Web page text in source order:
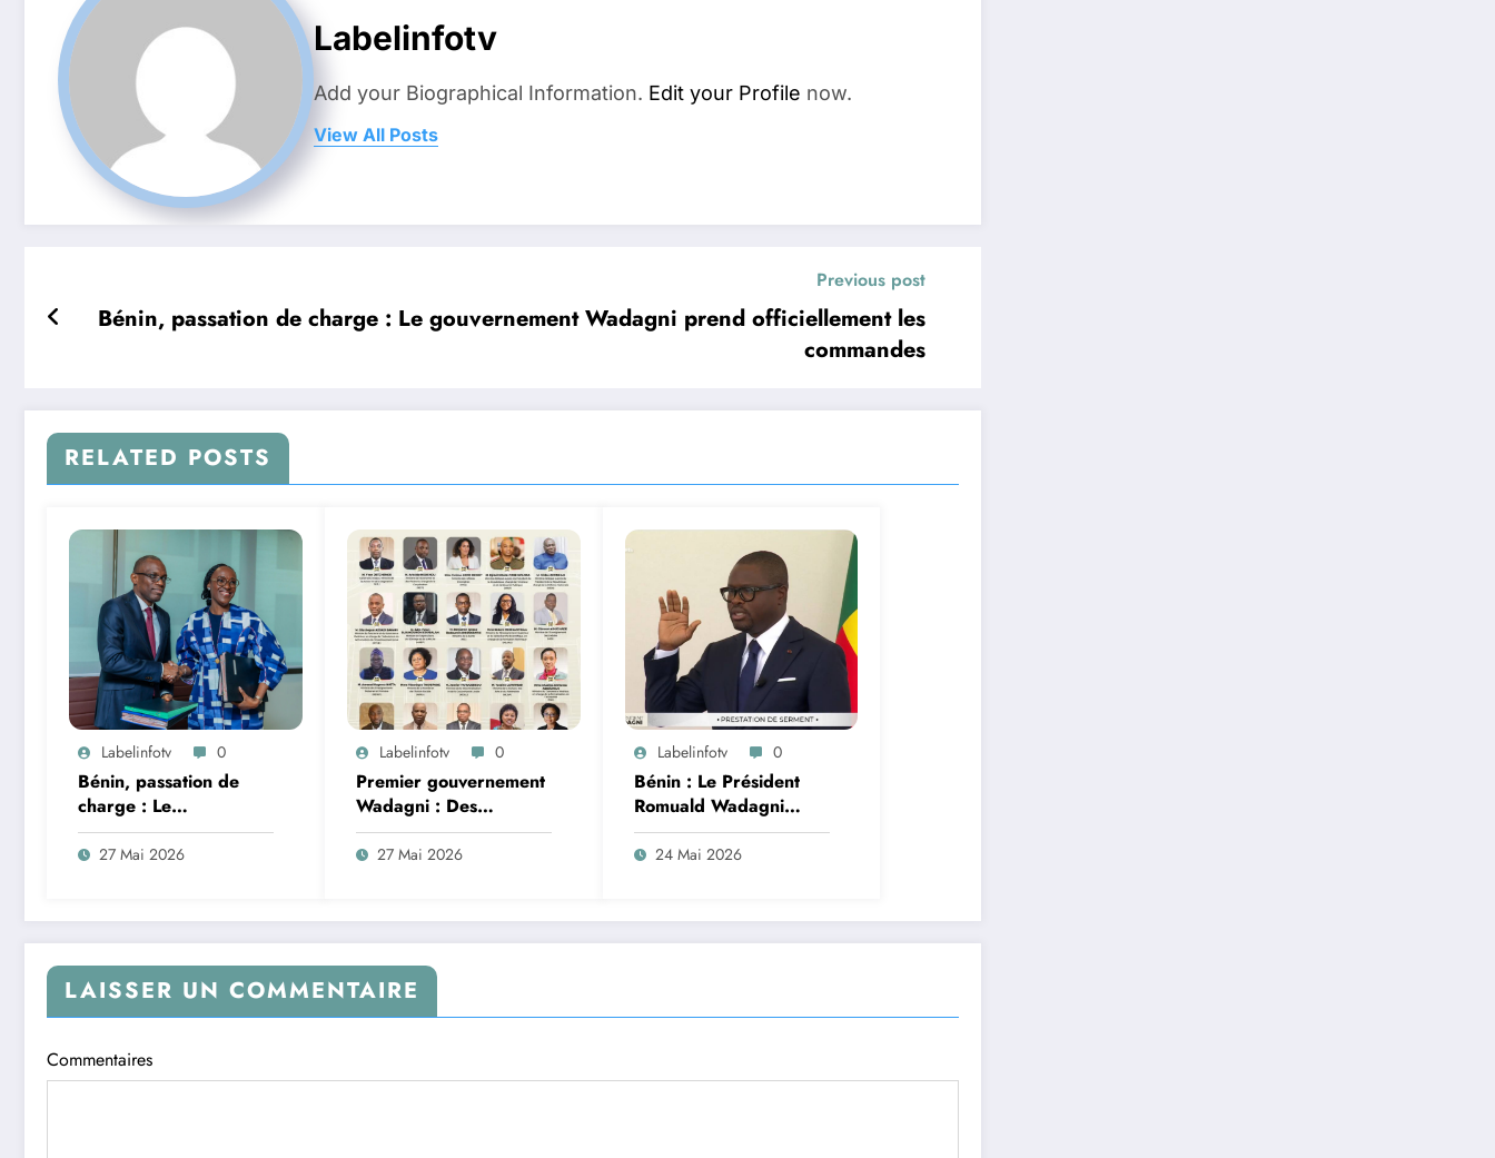
Labelinfotv
Add your Biographical Information. Edit your Profile now.
View All Posts
Previous post
Bénin, passation de charge : Le gouvernement Wadagni prend officiellement les
commandes
RELATED POSTS
Labelinfotv 0
Bénin, passation de
charge : Le
gouvernement
Wadagni prend
27 Mai 2026
Labelinfotv 0
Premier gouvernement
Wadagni : Des
technocrates pour
entamer avec expertise
27 Mai 2026
Labelinfotv 0
Bénin : Le Président
Romuald Wadagni
investit, prend
officiellement les rênes
24 Mai 2026
LAISSER UN COMMENTAIRE
Commentaires